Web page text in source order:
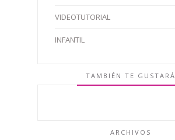
VIDEOTUTORIAL
INFANTIL
TAMBIÉN TE GUSTARÁ
ARCHIVOS